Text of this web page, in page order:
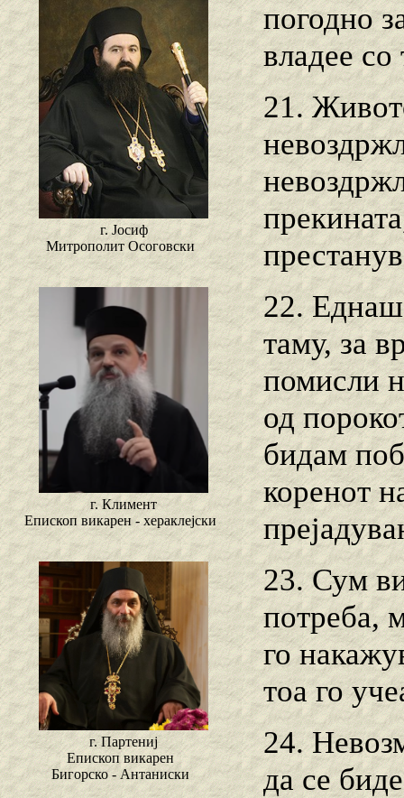
г. Јосиф
Митрополит Осоговски
г. Климент
Епископ викарен - хераклејски
г. Партениј
Епископ викарен
Бигорско - Антаниски
погодно
владее
21.
22.
таму, за
помисли
од
бидам
коренот
23. Сум
потреба,
го
тоа го
24.
да се